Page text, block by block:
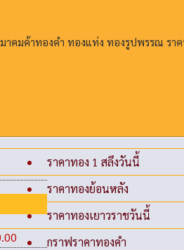
าคมค้าทองคํา ทองแท่ง ทองรูปพรรณ รา
ราคาทอง 1 สลึงวันนี้
ราคาทองย้อนหลัง
ราคาทองเยาวราชวันนี้
กราฟราคาทองคำ